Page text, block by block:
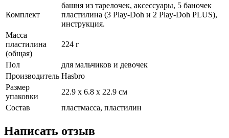
Комплект
башня из тарелочек, аксессуары, 5 баночек
пластилина (3 Play-Doh и 2 Play-Doh PLUS),
инструкция.
Масса
пластилина
(общая)
224 г
Пол
для мальчиков и девочек
Производитель Hasbro
Размер
упаковки
22.9 х 6.8 х 22.9 см
Состав
пластмасса, пластилин
Написать отзыв